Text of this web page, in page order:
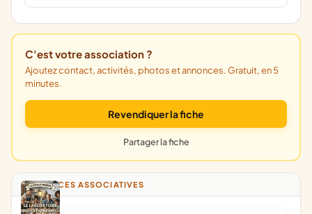
C'est votre association ?
Ajoutez contact, activités, photos et annonces. Gratuit, en 5
minutes.
Revendiquer la fiche
Partager la fiche
ANNONCES ASSOCIATIVES